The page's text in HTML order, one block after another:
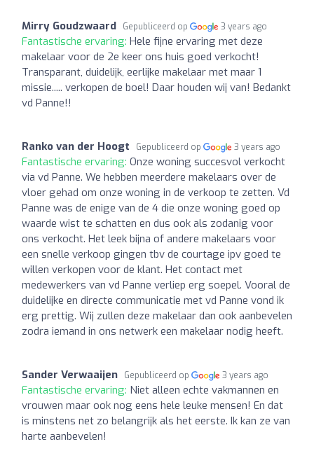
Mirry Goudzwaard Gepubliceerd op 3 years ago
Fantastische ervaring: Hele fijne ervaring met deze
makelaar voor de 2e keer ons huis goed verkocht!
Transparant, duidelijk, eerlijke makelaar met maar 1
missie..... verkopen de boel! Daar houden wij van! Bedankt
vd Panne!!
Ranko van der Hoogt Gepubliceerd op 3 years ago
Fantastische ervaring: Onze woning succesvol verkocht
via vd Panne. We hebben meerdere makelaars over de
vloer gehad om onze woning in de verkoop te zetten. Vd
Panne was de enige van de 4 die onze woning goed op
waarde wist te schatten en dus ook als zodanig voor
ons verkocht. Het leek bijna of andere makelaars voor
een snelle verkoop gingen tbv de courtage ipv goed te
willen verkopen voor de klant. Het contact met
medewerkers van vd Panne verliep erg soepel. Vooral de
duidelijke en directe communicatie met vd Panne vond ik
erg prettig. Wij zullen deze makelaar dan ook aanbevelen
zodra iemand in ons netwerk een makelaar nodig heeft.
Sander Verwaaijen Gepubliceerd op 3 years ago
Fantastische ervaring: Niet alleen echte vakmannen en
vrouwen maar ook nog eens hele leuke mensen! En dat
is minstens net zo belangrijk als het eerste. Ik kan ze van
harte aanbevelen!